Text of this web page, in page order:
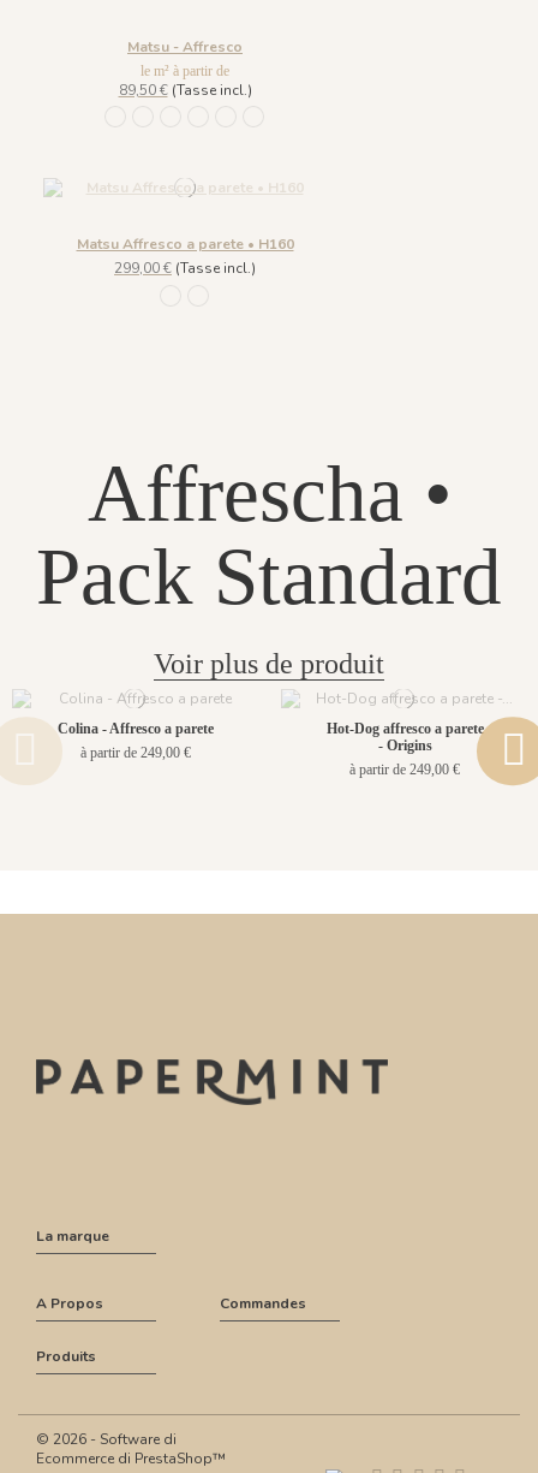
Matsu - Affresco
le m² à partir de
89,50 €(Tasse incl.)
Matsu Affresco a parete • H160
299,00 € (Tasse incl.)
Affrescha •
Pack Standard
Voir plus de produit
Colina - Affresco a parete
à partir de 249,00 €
Hot-Dog affresco a parete
- Origins
à partir de 249,00 €
La marque
A Propos Commandes
Produits
© 2026 - Software di
Ecommerce di PrestaShop™